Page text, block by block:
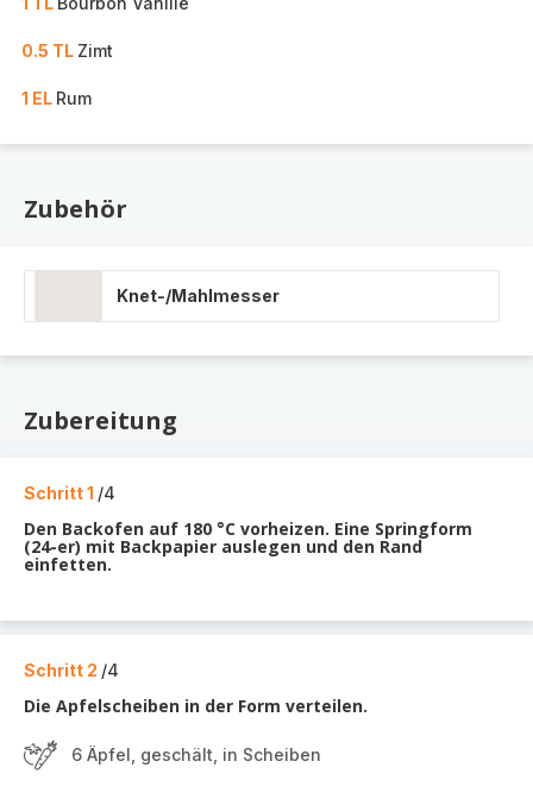
0.5 TL Zimt
1 EL Rum
Zubehör
Knet-/Mahlmesser
Zubereitung
Schritt 1 /4
Den Backofen auf 180 °C vorheizen. Eine Springform
(24-er) mit Backpapier auslegen und den Rand
einfetten.
Schritt 2 /4
Die Apfelscheiben in der Form verteilen.
6 Äpfel, geschält, in Scheiben